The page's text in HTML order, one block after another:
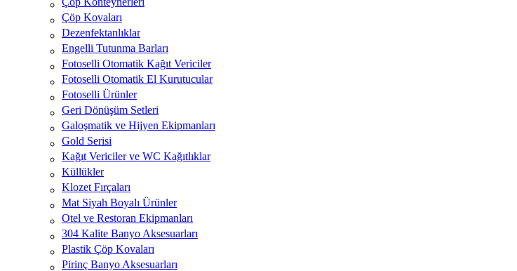
Çöp Kovaları
Dezenfektanlıklar
Engelli Tutunma Barları
Fotoselli Otomatik Kağıt Vericiler
Fotoselli Otomatik El Kurutucular
Fotoselli Ürünler
Geri Dönüşüm Setleri
Galoşmatik ve Hijyen Ekipmanları
Gold Serisi
Kağıt Vericiler ve WC Kağıtlıklar
Küllükler
Klozet Fırçaları
Mat Siyah Boyalı Ürünler
Otel ve Restoran Ekipmanları
304 Kalite Banyo Aksesuarları
Plastik Çöp Kovaları
Pirinç Banyo Aksesuarları